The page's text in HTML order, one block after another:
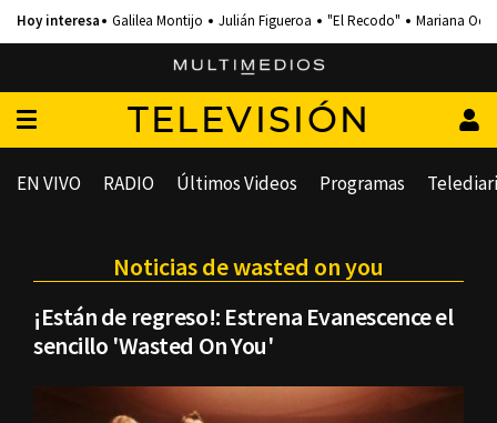
Galilea Montijo Julián Figueroa "El Recodo" Mariana
TELEVISIÓN
EN VIVO RADIO Últimos Videos Programas
Noticias de wasted on you
¡Están de regreso!: Estrena Evanescence el
sencillo 'Wasted On You'